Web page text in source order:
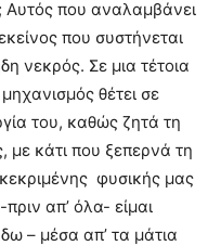
Αυτός που αναλαμβάνει
που συστήνεται
νεκρός. Σε μια τέτοια
θέτει σε
του, καθώς ζητά τη
με κάτι που ξεπερνά τη
φυσικής μας
απ’ όλα- είμαι
– μέσα απ’ τα μάτια